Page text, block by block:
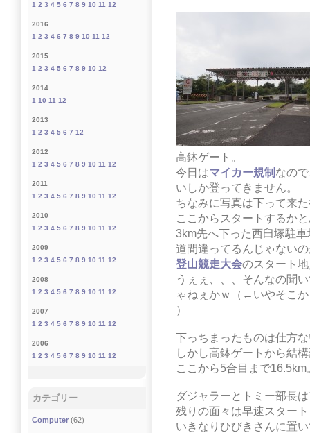
高鉢ゲート。
今日はマイカー規制 なの
いしか登ってきません。
ちなみに写真は下って来
ここからスタートするか
3km先へ下った西臼塚駐車
道間違ってるんじゃない
登山競走大会のスタート
うぇぇ、、、そんなの聞
ゃねぇかｗ（←いやそこ
）
下っちまったものは仕方
しかし高鉢ゲートから結
ここから5合目まで
ダジャラーとトミー部長
残りの面々は早速スター
いきなりひびきさんに置
1 2 3 4 5 6 7 8 9 10 11 12
2016
1 2 3 4 6 7 8 9 10 11 12
2015
1 2 3 4 5 6 7 8 9 10 12
2014
1 10 11 12
2013
1 2 3 4 5 6 7 12
2012
1 2 3 4 5 6 7 8 9 10 11 12
2011
1 2 3 4 5 6 7 8 9 10 11 12
2010
1 2 3 4 5 6 7 8 9 10 11 12
2009
1 2 3 4 5 6 7 8 9 10 11 12
2008
1 2 3 4 5 6 7 8 9 10 11 12
2007
1 2 3 4 5 6 7 8 9 10 11 12
2006
1 2 3 4 5 6 7 8 9 10 11 12
カテゴリー
Computer (62)